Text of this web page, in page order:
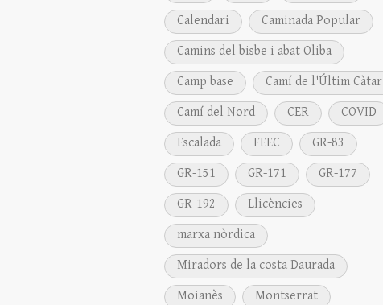
Calendari
Caminada Popular
Camins del bisbe i abat Oliba
Camp base
Camí de l'Últim Càtar
Camí del Nord
CER
COVID
Escalada
FEEC
GR-83
GR-151
GR-171
GR-177
GR-192
Llicències
marxa nòrdica
Miradors de la costa Daurada
Moianès
Montserrat